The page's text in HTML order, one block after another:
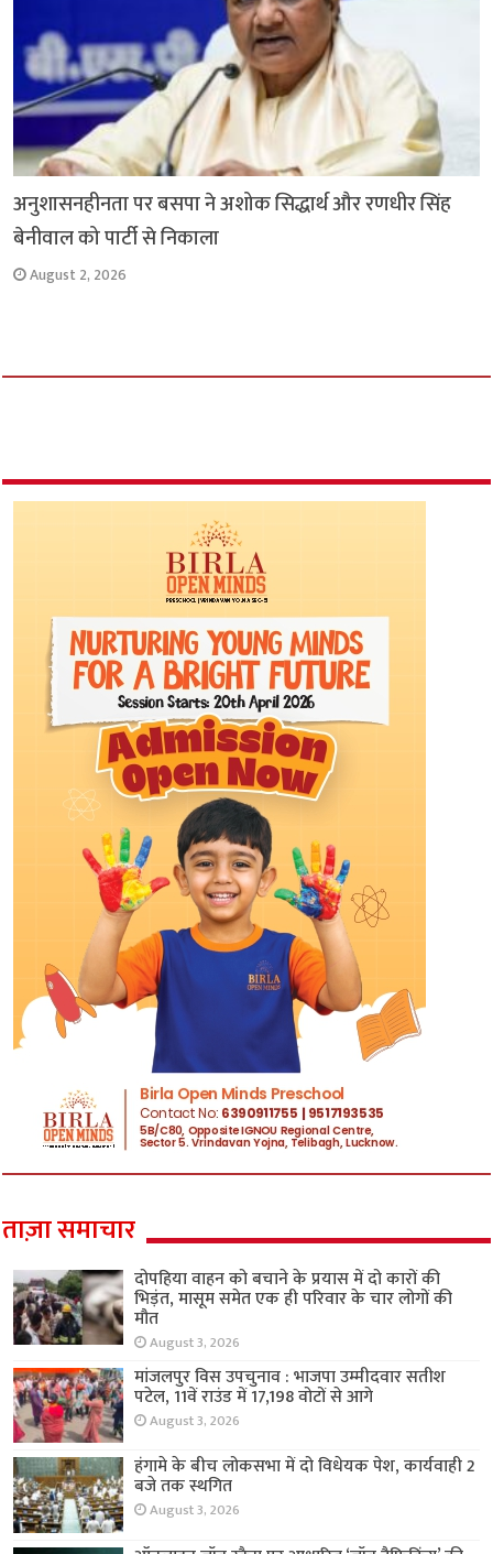
अनुशासनहीनता पर बसपा ने अशोक सिद्धार्थ और रणधीर सिंह
बेनीवाल को पार्टी से निकाला
August 2, 2026
ताज़ा समाचार
दोपहिया वाहन को बचाने के प्रयास में दो कारों की
भिड़ंत, मासूम समेत एक ही परिवार के चार लोगों की
मौत
August 3, 2026
मांजलपुर विस उपचुनाव : भाजपा उम्मीदवार सतीश
पटेल, 11वें राउंड में 17,198 वोटों से आगे
August 3, 2026
हंगामे के बीच लोकसभा में दो विधेयक पेश, कार्यवाही 2
बजे तक स्थगित
August 3, 2026